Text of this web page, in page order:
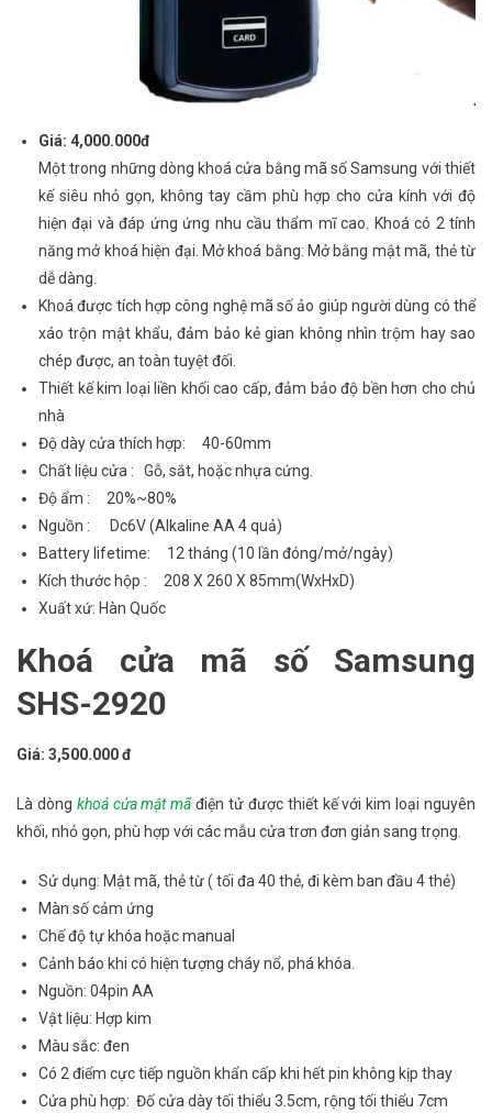
Giá: 4,000.000đ
Một trong những dòng khoá cửa bằng mã số Samsung với thiết
kế siêu nhỏ gọn, không tay cầm phù hợp cho cửa kính với độ
hiện đại và đáp ứng ứng nhu cầu thẩm mĩ cao. Khoá có 2 tính
năng mở khoá hiện đại. Mở khoá bằng: Mở bằng mật mã, thẻ từ
dễ dàng.
Khoá được tích hợp công nghệ mã số ảo giúp người dùng có thể
xáo trộn mật khẩu, đảm bảo kẻ gian không nhìn trộm hay sao
chép được, an toàn tuyệt đối.
Thiết kế kim loại liền khối cao cấp, đảm bảo độ bền hơn cho chủ
nhà
Độ dày cửa thích hợp: 40-60mm
Chất liệu cửa : Gỗ, sắt, hoặc nhựa cứng.
Độ ẩm : 20%~80%
Nguồn : Dc6V (Alkaline AA 4 quả)
Battery lifetime: 12 tháng (10 lần đóng/mở/ngày)
Kích thước hộp : 208 X 260 X 85mm(WxHxD)
Xuất xứ: Hàn Quốc
Khoá cửa mã số Samsung
SHS-2920
Giá: 3,500.000 đ
Là dòng khoá cửa mật mãđiện tử được thiết kế với kim loại nguyên
khối, nhỏ gọn, phù hợp với các mẫu cửa trơn đơn giản sang trọng.
Sử dụng: Mật mã, thẻ từ ( tối đa 40 thẻ, đi kèm ban đầu 4 thẻ)
Màn số cảm ứng
Chế độ tự khóa hoặc manual
Cảnh báo khi có hiện tượng cháy nổ, phá khóa.
Nguồn: 04pin AA
Vật liệu: Hợp kim
Màu sắc: đen
Có 2 điểm cực tiếp nguồn khẩn cấp khi hết pin không kịp thay
Cửa phù hợp: Đố cửa dày tối thiểu 3.5cm, rộng tối thiểu 7cm